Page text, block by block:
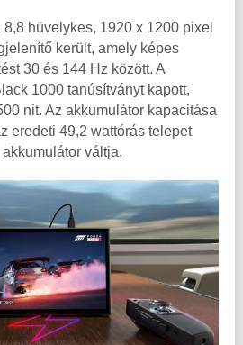
hüvelykes, 1920 x 1200 pixel
került, amely képes
30 és 144 Hz között. A
1000 tanúsítványt kapott,
nit. Az akkumulátor kapacitása
eredeti 49,2 wattórás telepet
váltja.